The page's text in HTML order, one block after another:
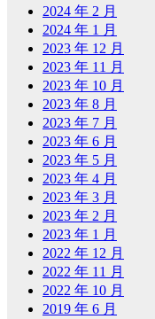
2024 年 2 月
2024 年 1 月
2023 年 12 月
2023 年 11 月
2023 年 10 月
2023 年 8 月
2023 年 7 月
2023 年 6 月
2023 年 5 月
2023 年 4 月
2023 年 3 月
2023 年 2 月
2023 年 1 月
2022 年 12 月
2022 年 11 月
2022 年 10 月
2019 年 6 月